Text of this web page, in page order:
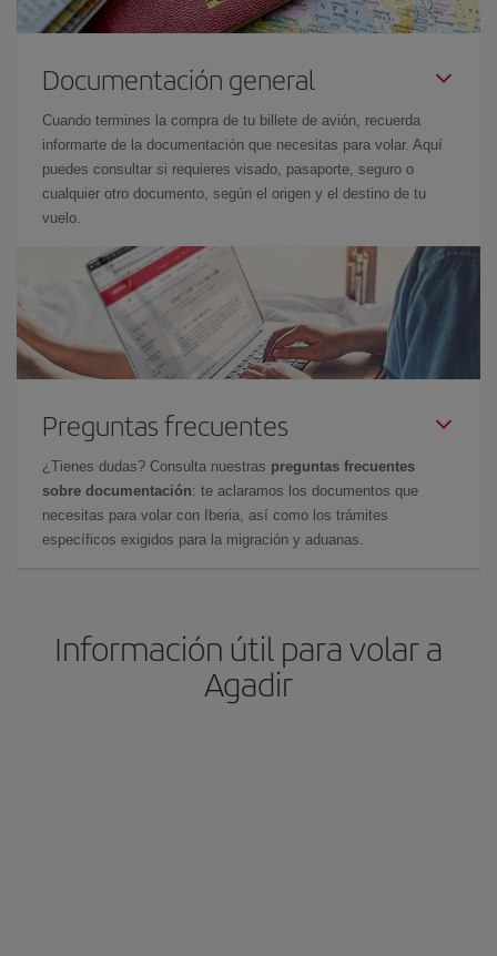
Documentación general
Cuando termines la compra de tu billete de avión, recuerda
informarte de la documentación que necesitas para volar. Aquí
puedes consultar si requieres visado, pasaporte, seguro o
cualquier otro documento, según el origen y el destino de tu
vuelo.
Preguntas frecuentes
¿Tienes dudas? Consulta nuestras preguntas frecuentes
sobre documentación: te aclaramos los documentos que
necesitas para volar con Iberia, así como los trámites
específicos exigidos para la migración y aduanas.
Información útil para volar a
Agadir